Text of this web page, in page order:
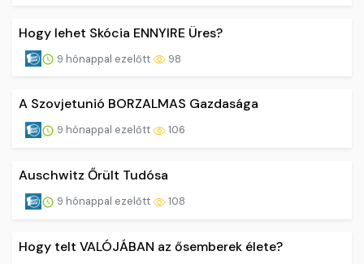
Hogy lehet Skócia ENNYIRE Üres?
9 hónappal ezelőtt 98
A Szovjetunió BORZALMAS Gazdasága
9 hónappal ezelőtt 106
Auschwitz Őrült Tudósa
9 hónappal ezelőtt 108
Hogy telt VALÓJÁBAN az ősemberek élete?